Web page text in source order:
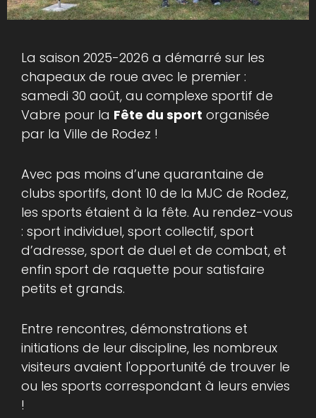
La saison 2025-2026 a démarré sur les
chapeaux de roue avec le premier :
samedi 30 août, au complexe sportif de
Vabre pour la Fête du sport organisée
par la Ville de Rodez !
Avec pas moins d’une quarantaine de
clubs sportifs, dont 10 de la MJC de Rodez,
les sports étaient à la fête. Au rendez-vous
: sport individuel, sport collectif, sport
d’adresse, sport de duel et de combat, et
enfin sport de raquette pour satisfaire
petits et grands.
Entre rencontres, démonstrations et
initiations de leur discipline, les nombreux
visiteurs avaient l'opportunité de trouver le
ou les sports correspondant à leurs envies
!